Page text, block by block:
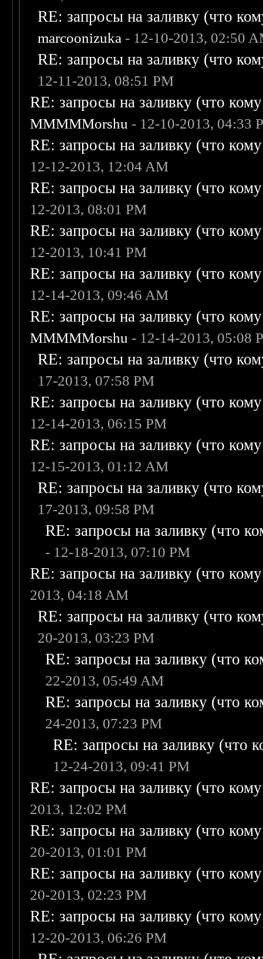
RE: запросы на заливку (что
marcoonizuka - 12-10-2013, 02:50
RE: запросы на заливку (что
12-11-2013, 08:51 PM
RE: запросы на заливку (что
MMMMMorshu - 12-10-2013, 04:33
RE: запросы на заливку (что
12-12-2013, 12:04 AM
RE: запросы на заливку (что
12-2013, 08:01 PM
RE: запросы на заливку (что
12-2013, 10:41 PM
RE: запросы на заливку (что
12-14-2013, 09:46 AM
RE: запросы на заливку (что
MMMMMorshu - 12-14-2013, 05:08
RE: запросы на заливку (что
17-2013, 07:58 PM
RE: запросы на заливку (что
12-14-2013, 06:15 PM
RE: запросы на заливку (что
12-15-2013, 01:12 AM
RE: запросы на заливку (что
17-2013, 09:58 PM
RE: запросы на заливку (что
- 12-18-2013, 07:10 PM
RE: запросы на заливку (что
2013, 04:18 AM
RE: запросы на заливку (что
20-2013, 03:23 PM
RE: запросы на заливку (что
22-2013, 05:49 AM
RE: запросы на заливку (что
24-2013, 07:23 PM
RE: запросы на заливку (что
12-24-2013, 09:41 PM
RE: запросы на заливку (что
2013, 12:02 PM
RE: запросы на заливку (что
20-2013, 01:01 PM
RE: запросы на заливку (что
20-2013, 02:23 PM
RE: запросы на заливку (что
12-20-2013, 06:26 PM